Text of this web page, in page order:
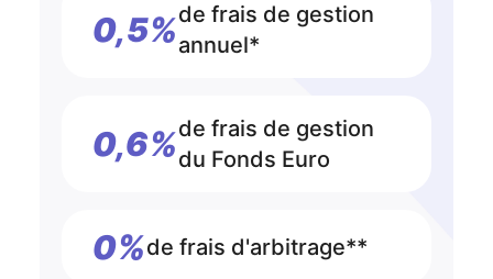
0,5%de frais de gestion
annuel*
0,6%de frais de gestion
du Fonds Euro
0%de frais d'arbitrage**